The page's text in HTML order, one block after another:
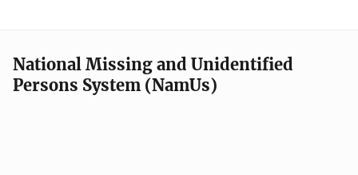
National Missing and Unidentified
Persons System (NamUs)